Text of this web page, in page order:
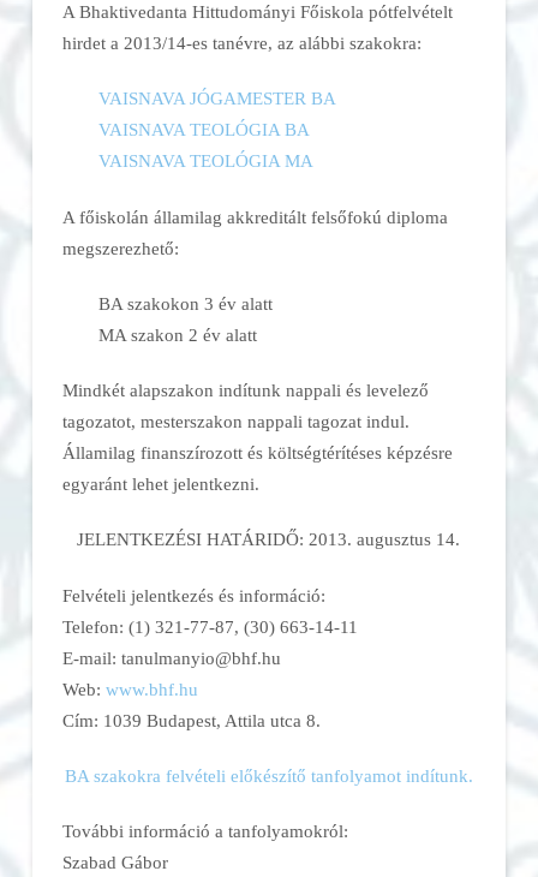
A Bhaktivedanta Hittudományi Főiskola pótfelvételt
hirdet a 2013/14-es tanévre, az alábbi szakokra:
VAISNAVA JÓGAMESTER BA
VAISNAVA TEOLÓGIA BA
VAISNAVA TEOLÓGIA MA
A főiskolán államilag akkreditált felsőfokú diploma
megszerezhető:
BA szakokon 3 év alatt
MA szakon 2 év alatt
Mindkét alapszakon indítunk nappali és levelező
tagozatot, mesterszakon nappali tagozat indul.
Államilag finanszírozott és költségtérítéses képzésre
egyaránt lehet jelentkezni.
JELENTKEZÉSI HATÁRIDŐ: 2013. augusztus 14.
Felvételi jelentkezés és információ:
Telefon: (1) 321-77-87, (30) 663-14-11
E-mail: tanulmanyio@bhf.hu
Web: www.bhf.hu
Cím: 1039 Budapest, Attila utca 8.
BA szakokra felvételi előkészítő tanfolyamot indítunk.
További információ a tanfolyamokról:
Szabad Gábor